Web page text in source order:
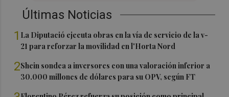
Últimas Noticias
1 La Diputació ejecuta obras en la vía de servicio de la v-
21 para reforzar la movilidad en l'Horta Nord
2Shein sondea a inversores con una valoración inferior a
30.000 millones de dólares para su OPV, según FT